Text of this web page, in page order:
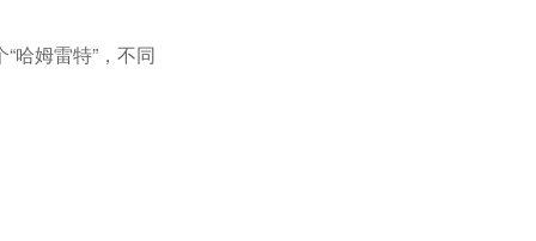
哈姆雷特”，不同